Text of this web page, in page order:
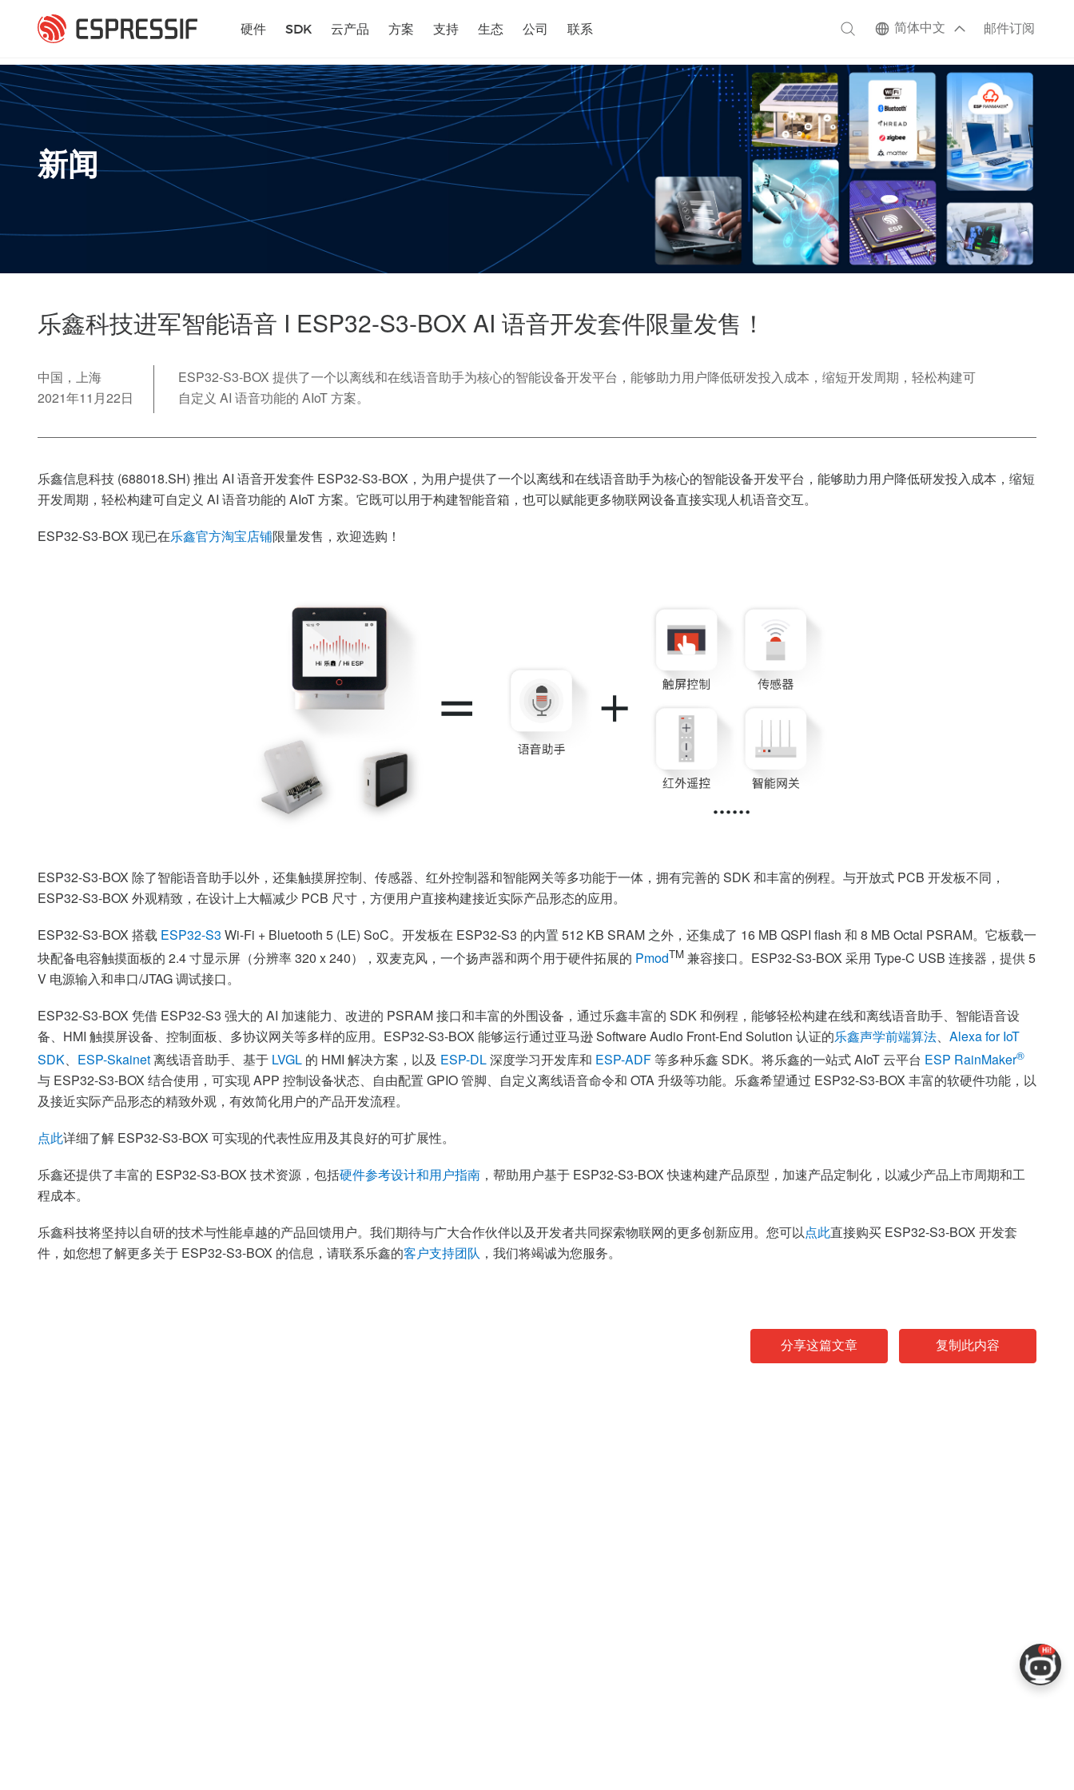
硬件
SDK 云产品 方案 支持 生态 公司 联系 简体中文 邮件订阅
新闻
乐鑫科技进军智能语音 I ESP32-S3-BOX AI 语音开发套件限量发售！
中国，上海
2021年11月22日
ESP32-S3-BOX 提供了一个以离线和在线语音助手为核心的智能设备开发平台，能够助力用户降低研发投入成本，缩短开发周期，轻松构建可
自定义 AI 语音功能的 AIoT 方案。
乐鑫信息科技 (688018.SH) 推出 AI 语音开发套件 ESP32-S3-BOX，为用户提供了一个以离线和在线语音助手为核心的智能设备开发平台，能够助力用户降低研发投入成本，缩短
开发周期，轻松构建可自定义 AI 语音功能的 AIoT 方案。它既可以用于构建智能音箱，也可以赋能更多物联网设备直接实现人机语音交互。
ESP32-S3-BOX 现已在乐鑫官方淘宝店铺限量发售，欢迎选购！
ESP32-S3-BOX 除了智能语音助手以外，还集触摸屏控制、传感器、红外控制器和智能网关等多功能于一体，拥有完善的 SDK 和丰富的例程。与开放式 PCB 开发板不同，
ESP32-S3-BOX 外观精致，在设计上大幅减少 PCB 尺寸，方便用户直接构建接近实际产品形态的应用。
ESP32-S3-BOX 搭载 ESP32-S3 Wi-Fi + Bluetooth 5 (LE) SoC。开发板在 ESP32-S3 的内置 512 KB SRAM 之外，还集成了 16 MB QSPI flash 和 8 MB Octal PSRAM。它板载一
块配备电容触摸面板的 2.4 寸显示屏（分辨率 320 x 240），双麦克风，一个扬声器和两个用于硬件拓展的 PmodTM 兼容接口。ESP32-S3-BOX 采用 Type-C USB 连接器，提供 5
V 电源输入和串口/JTAG 调试接口。
ESP32-S3-BOX 凭借 ESP32-S3 强大的 AI 加速能力、改进的 PSRAM 接口和丰富的外围设备，通过乐鑫丰富的 SDK 和例程，能够轻松构建在线和离线语音助手、智能语音设
备、HMI 触摸屏设备、控制面板、多协议网关等多样的应用。ESP32-S3-BOX 能够运行通过亚马逊 Software Audio Front-End Solution 认证的乐鑫声学前端算法、 Alexa for IoT
SDK、 ESP-Skainet 离线语音助手、基于 LVGL 的 HMI 解决方案，以及 ESP-DL 深度学习开发库和 ESP-ADF 等多种乐鑫 SDK。将乐鑫的一站式 AIoT 云平台 ESP RainMaker®
与 ESP32-S3-BOX 结合使用，可实现 APP 控制设备状态、自由配置 GPIO 管脚、自定义离线语音命令和 OTA 升级等功能。乐鑫希望通过 ESP32-S3-BOX 丰富的软硬件功能，以
及接近实际产品形态的精致外观，有效简化用户的产品开发流程。
点此详细了解 ESP32-S3-BOX 可实现的代表性应用及其良好的可扩展性。
乐鑫还提供了丰富的 ESP32-S3-BOX 技术资源，包括硬件参考设计和用户指南 ，帮助用户基于 ESP32-S3-BOX 快速构建产品原型，加速产品定制化，以减少产品上市周期和工
程成本。
乐鑫科技将坚持以自研的技术与性能卓越的产品回馈用户。我们期待与广大合作伙伴以及开发者共同探索物联网的更多创新应用。您可以点此直接购买 ESP32-S3-BOX 开发套
件，如您想了解更多关于 ESP32-S3-BOX 的信息，请联系乐鑫的客户支持团队 ，我们将竭诚为您服务。
分享这篇文章 复制此内容